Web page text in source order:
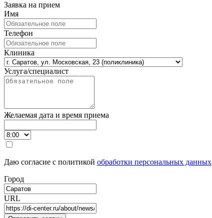
Заявка на прием
Имя
Телефон
Клиника
Услуга/специалист
Желаемая дата и время приема
Даю согласие с политикой обработки персональных данных
Город
URL